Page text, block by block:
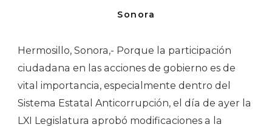
Sonora
Hermosillo, Sonora,- Porque la participación
ciudadana en las acciones de gobierno es de
vital importancia, especialmente dentro del
Sistema Estatal Anticorrupción, el día de ayer la
LXI Legislatura aprobó modificaciones a la